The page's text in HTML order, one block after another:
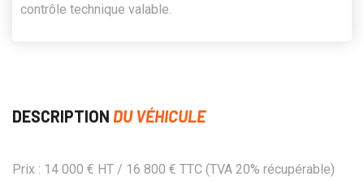
contrôle technique valable.
DESCRIPTION DU VÉHICULE
Prix : 14 000 € HT / 16 800 € TTC (TVA 20% récupérable)